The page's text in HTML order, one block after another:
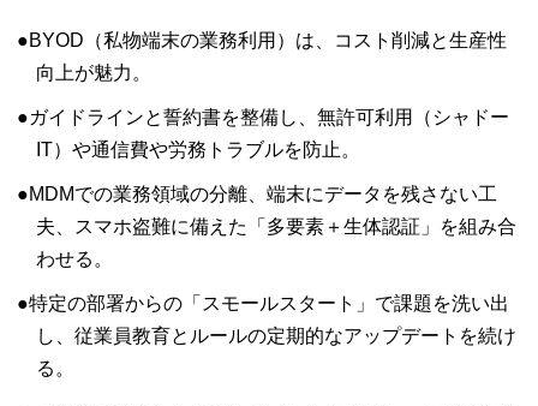
BYOD（私物端末の業務利用）は、コスト削減と生産性
向上が魅力。
ガイドラインと誓約書を整備し、無許可利用（シャドー
IT）や通信費や労務トラブルを防止。
MDMでの業務領域の分離、端末にデータを残さない工
夫、スマホ盗難に備えた「多要素＋生体認証」を組み合
わせる。
特定の部署からの「スモールスタート」で課題を洗い出
し、従業員教育とルールの定期的なアップデートを続け
る。